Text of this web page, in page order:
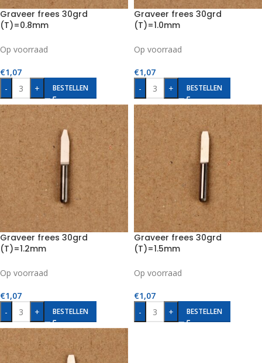
Graveer frees 30grd
(T)=0.8mm
Op voorraad
€1,07
-
+ BESTELLEN
Graveer frees 30grd
(T)=1.0mm
Op voorraad
€1,07
-
+ BESTELLEN
Graveer frees 30grd
(T)=1.2mm
Op voorraad
€1,07
-
+ BESTELLEN
Graveer frees 30grd
(T)=1.5mm
Op voorraad
€1,07
-
+ BESTELLEN